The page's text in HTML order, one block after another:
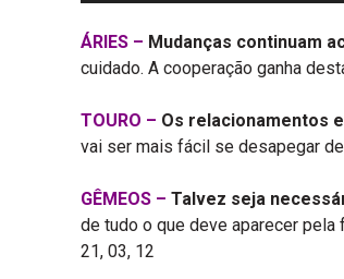
ÁRIES – Mudanças continuam
cuidado. A cooperação ganha
TOURO – Os relacionamentos
vai ser mais fácil se desapegar
GÊMEOS – Talvez seja
de tudo o que deve aparecer pela
21, 03, 12